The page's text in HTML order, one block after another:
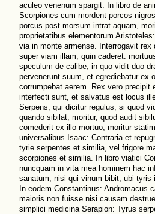
aculeo venenum spargit. In libro de
Scorpiones cum mordent porcos
porcus post morsum intrat aquam,
proprietatibus elementorum
via in monte armense. Interrogavit rex
super viam illam, quin caderet.
speculum de calibe, in quo vidit duo
pervenerunt suum, et egrediebatur ex
corrumpebat aerem. Rex vero precipit
interfecti sunt, et salvatus est locus
Serpens, qui dicitur regulus, si quod
quando sibilat, moritur, quod audit
comederit ex illo mortuo, moritur
universalibus Isaac: Contraria et
tyrie serpentes et similia, vel frigore
scorpiones et similia. In libro viatici
nuncquam in vita mea hominem hac
sanatum, nisi qui vinum bibit, ubi tyris
In eodem Constantinus: Andromacus
maioris non fuisse nisi causam
simplici medicina Serapion: Tyrus